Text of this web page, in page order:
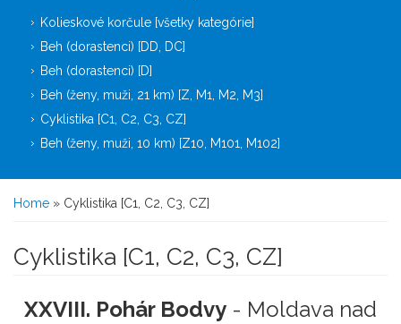
Kolieskové korčule [všetky kategórie]
Beh (dorastenci) [DD, DC]
Beh (dorastenci) [D]
Beh (ženy, muži, 21 km) [Z, M1, M2, M3]
Cyklistika [C1, C2, C3, CZ]
Beh (ženy, muži, 10 km) [Z10, M101, M102]
You are here
Home » Cyklistika [C1, C2, C3, CZ]
Cyklistika [C1, C2, C3, CZ]
XXVIII. Pohár Bodvy - Moldava nad